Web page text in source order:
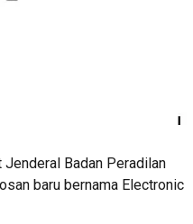
Badan Peradilan
baru bernama Electronic